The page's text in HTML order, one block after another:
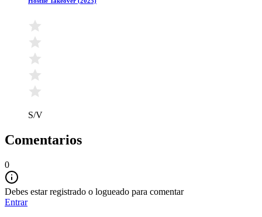
S/V
Comentarios
0
Debes estar registrado o logueado para comentar
Entrar